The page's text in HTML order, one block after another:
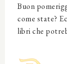
Buon
come state?
libri che